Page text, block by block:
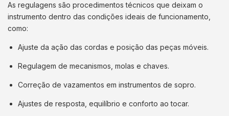
As regulagens são procedimentos técnicos que deixam o
instrumento dentro das condições ideais de funcionamento,
como:
Ajuste da ação das cordas e posição das peças móveis.
Regulagem de mecanismos, molas e chaves.
Correção de vazamentos em instrumentos de sopro.
Ajustes de resposta, equilíbrio e conforto ao tocar.